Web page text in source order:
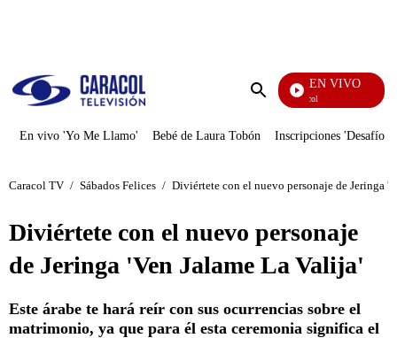
Enviar
EN VIVO
Noticias Caracol
En vivo 'Yo Me Llamo' Bebé de Laura Tobón Inscripciones 'Desafío'
Caracol TV / Sábados Felices / Diviértete con el nuevo personaje de Jeringa
Diviértete con el nuevo personaje
de Jeringa 'Ven Jalame La Valija'
Este árabe te hará reír con sus ocurrencias sobre el
matrimonio, ya que para él esta ceremonia significa el